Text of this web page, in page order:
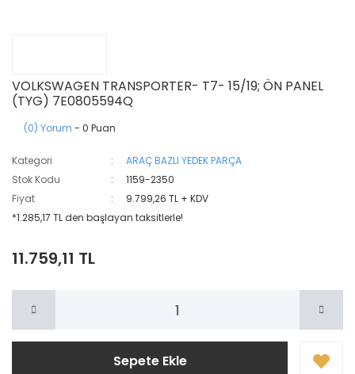
VOLKSWAGEN TRANSPORTER- T7- 15/19; ÖN PANEL
(TYG) 7E0805594Q
(0) Yorum - 0 Puan
Kategori
ARAÇ BAZLI YEDEK PARÇA
Stok Kodu
1159-2350
Fiyat
9.799,26 TL + KDV
*1.285,17 TL den başlayan taksitlerle!
11.759,11 TL
Sepete Ekle